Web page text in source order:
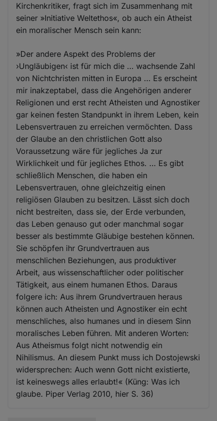
Kirchenkritiker, fragt sich im Zusammenhang mit
seiner »Initiative Weltethos«, ob auch ein Atheist
ein moralischer Mensch sein kann:
»Der andere Aspekt des Problems der
›Ungläubigen‹ ist für mich die … wachsende Zahl
von Nichtchristen mitten in Europa … Es erscheint
mir inakzeptabel, dass die Angehörigen anderer
Religionen und erst recht Atheisten und Agnostiker
gar keinen festen Standpunkt in ihrem Leben, kein
Lebensvertrauen zu erreichen vermöchten. Dass
der Glaube an den christlichen Gott also
Voraussetzung wäre für jegliches Ja zur
Wirklichkeit und für jegliches Ethos. … Es gibt
schließlich Menschen, die haben ein
Lebensvertrauen, ohne gleichzeitig einen
religiösen Glauben zu besitzen. Lässt sich doch
nicht bestreiten, dass sie, der Erde verbunden,
das Leben genauso gut oder manchmal sogar
besser als bestimmte Gläubige bestehen können.
Sie schöpfen ihr Grundvertrauen aus
menschlichen Beziehungen, aus produktiver
Arbeit, aus wissenschaftlicher oder politischer
Tätigkeit, aus einem humanen Ethos. Daraus
folgere ich: Aus ihrem Grundvertrauen heraus
können auch Atheisten und Agnostiker ein echt
menschliches, also humanes und in diesem Sinn
moralisches Leben führen. Mit anderen Worten:
Aus Atheismus folgt nicht notwendig ein
Nihilismus. An diesem Punkt muss ich Dostojewski
widersprechen: Auch wenn Gott nicht existierte,
ist keineswegs alles erlaubt!« (Küng: Was ich
glaube. Piper Verlag 2010, hier S. 36)